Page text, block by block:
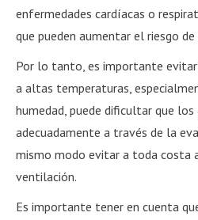
enfermedades cardíacas o
que pueden aumentar el riesgo
Por lo tanto, es importante
a altas temperaturas,
humedad, puede dificultar que
adecuadamente a través de la
mismo modo evitar a toda costa
ventilación.
Es importante tener en cuenta